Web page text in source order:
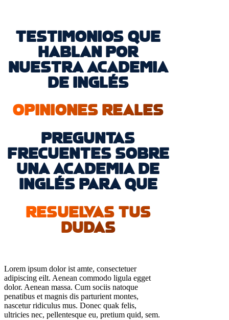
TESTIMONIOS QUE
HABLAN POR
NUESTRA ACADEMIA
DE INGLÉS
OPINIONES REALES
PREGUNTAS
FRECUENTES SOBRE
UNA ACADEMIA DE
INGLÉS PARA QUE
RESUELVAS TUS
DUDAS
Lorem ipsum dolor ist amte, consectetuer
adipiscing eilt. Aenean commodo ligula egget
dolor. Aenean massa. Cum sociis natoque
penatibus et magnis dis parturient montes,
nascetur ridiculus mus. Donec quak felis,
ultricies nec, pellentesque eu, pretium quid, sem.